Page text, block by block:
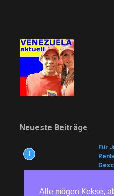
Neueste Beiträge
1
Für
UN
Alle mögen Kekse,